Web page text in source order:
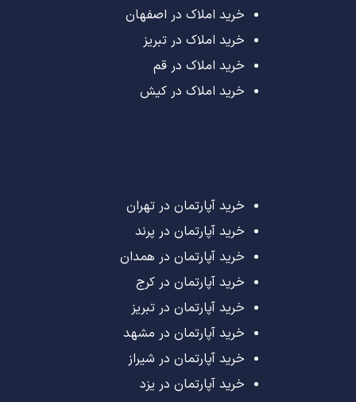
خرید املاک در اصفهان
خرید املاک در تبریز
خرید املاک در قم
خرید املاک در کیش
خرید آپارتمان در تهران
خرید آپارتمان در پرند
خرید آپارتمان در همدان
خرید آپارتمان در کرج
خرید آپارتمان در تبریز
خرید آپارتمان در مشهد
خرید آپارتمان در شیراز
خرید آپارتمان در یزد